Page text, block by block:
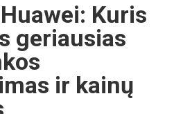
Kuris
geriausias
ir kainų